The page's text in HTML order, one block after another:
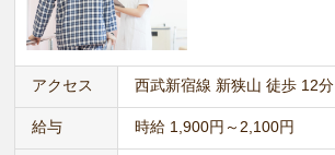
アクセス 西武新宿線 新狭山 徒歩 12分
給与 時給 1,900円～2,100円